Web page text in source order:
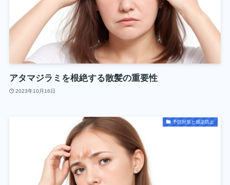
アタマジラミを根絶する散髪の重要性
2023年10月16日
予防対策と感染防止